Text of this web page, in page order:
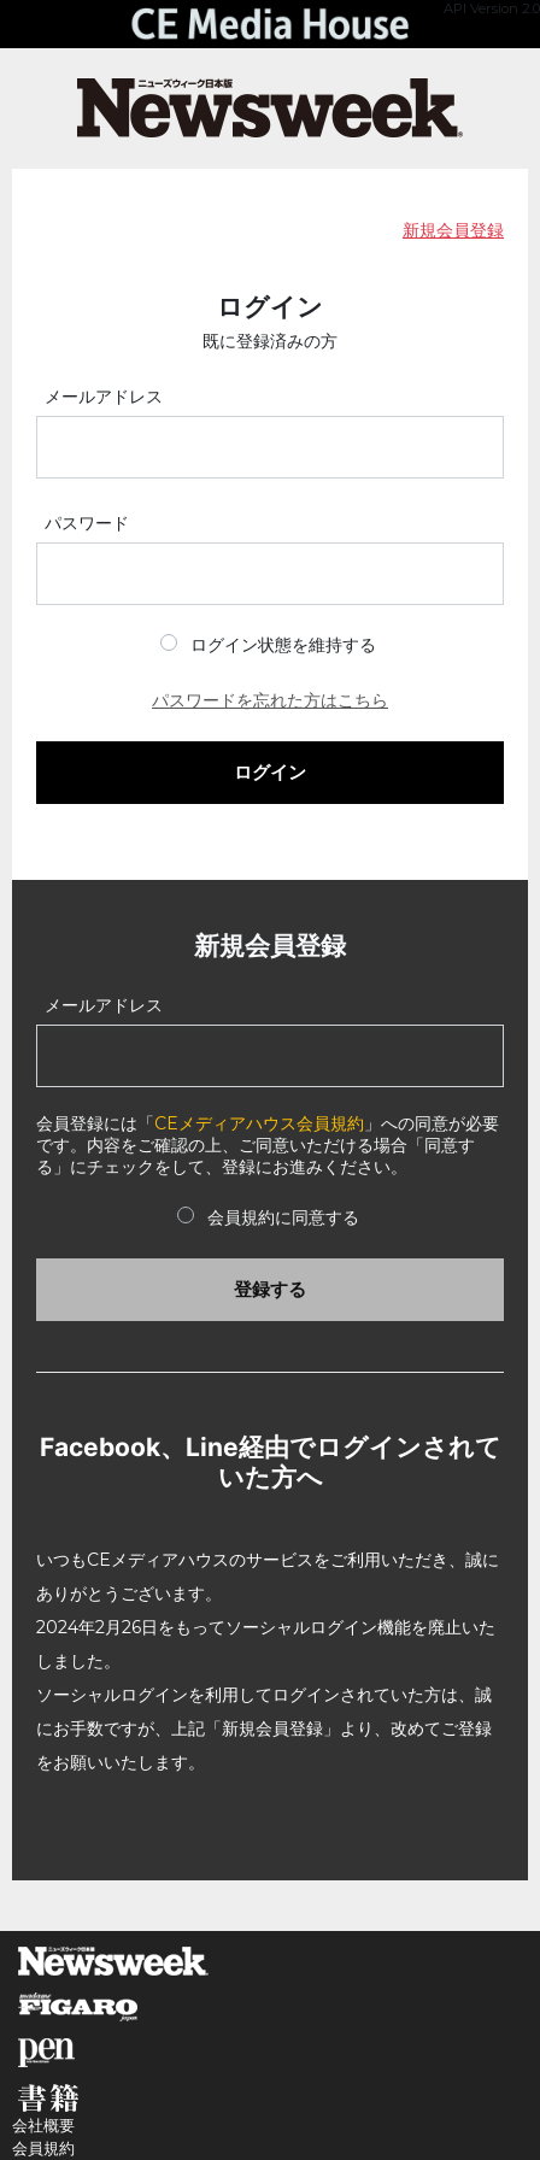
API Version 2.0
新規会員登録
ログイン
既に登録済みの方
メールアドレス
パスワード
ログイン状態を維持する
パスワードを忘れた方はこちら
ログイン
新規会員登録
メールアドレス
会員登録には「CEメディアハウス会員規約 」への同意が必要
です。内容をご確認の上、ご同意いただける場合「同意す
る」にチェックをして、登録にお進みください。
会員規約に同意する
登録する
Facebook、Line経由でログインされて
いた方へ
いつもCEメディアハウスのサービスをご利用いただき、誠に
ありがとうございます。
2024年2月26日をもってソーシャルログイン機能を廃止いた
しました。
ソーシャルログインを利用してログインされていた方は、誠
にお手数ですが、上記「新規会員登録」より、改めてご登録
をお願いいたします。
会社概要
会員規約